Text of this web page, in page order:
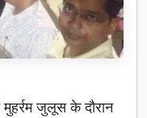
जुलूस के दौरान